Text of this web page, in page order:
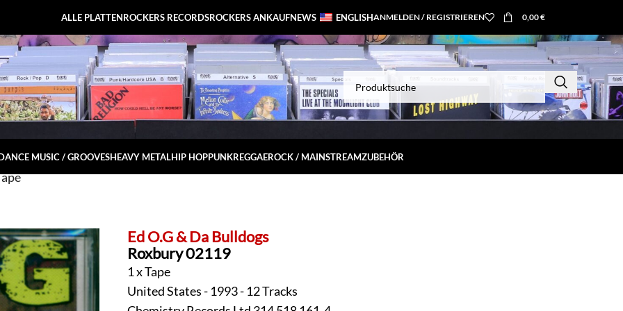
ALLE PLATTENROCKERS RECORDSROCKERS ANKAUFNEWS ENGLISHANMELDEN / REGISTRIEREN 0,00€
MUSIC / GROOVESHEAVY METALHIP HOPPUNKREGGAEROCK / MAINSTREAMZUBEHÖR
Ed O.G & Da Bulldogs
Roxbury 02119
1 x Tape
United States - 1993 - 12 Tracks